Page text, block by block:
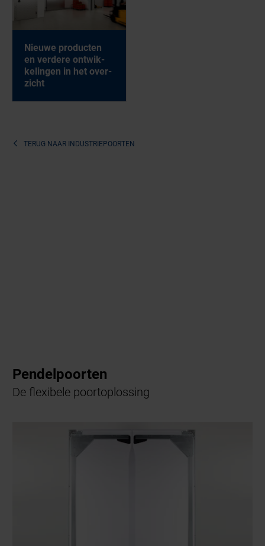
Nieu­we pro­duc­ten
en ver­de­re ont­wik­
ke­lin­gen in het over­
zicht
TERUG NAAR INDUSTRIEPOORTEN
Pendelpoorten
De flexibele poortoplossing